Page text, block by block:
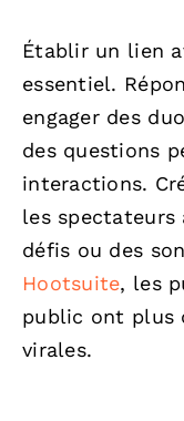
Établir un lien
essentiel.
engager des
des questions
interactions.
les spectateurs
défis ou des
Hootsuite, les
public ont plus
virales.